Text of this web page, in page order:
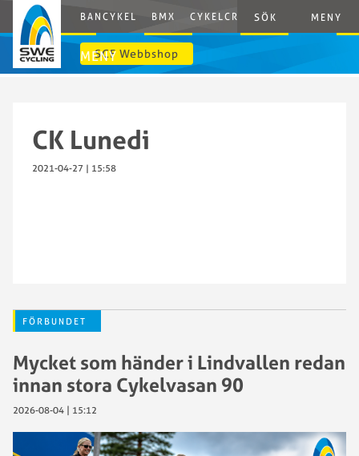
BANCYKEL BMX CYKELCROSS E-CYCLING
SÖK MENY
MENY
SCF Webbshop
CK Lunedi
2021-04-27 | 15:58
FÖRBUNDET
Mycket som händer i Lindvallen redan
innan stora Cykelvasan 90
2026-08-04 | 15:12